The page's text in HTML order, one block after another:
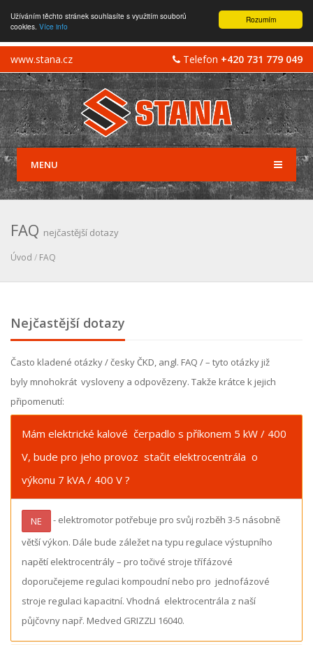
Rozumím
Užíváním těchto stránek souhlasíte s využitím souborů
cookies. Více info
Telefon +420 731 779 049
www.stana.cz
MENU
FAQ nejčastější dotazy
Úvod / FAQ
Nejčastější dotazy
Často kladené otázky / česky ČKD, angl. FAQ / – tyto otázky již
byly mnohokrát vysloveny a odpovězeny. Takže krátce k jejich
připomenutí:
Mám elektrické kalové čerpadlo s příkonem 5 kW / 400
V, bude pro jeho provoz stačit elektrocentrála o
výkonu 7 kVA / 400 V ?
NE
- elektromotor potřebuje pro svůj rozběh 3-5 násobně
větší výkon. Dále bude záležet na typu regulace výstupního
napětí elektrocentrály – pro točivé stroje třífázové
doporučejeme regulaci kompoudní nebo pro jednofázové
stroje regulaci kapacitní. Vhodná elektrocentrála z naší
půjčovny např. Medved GRIZZLI 16040.